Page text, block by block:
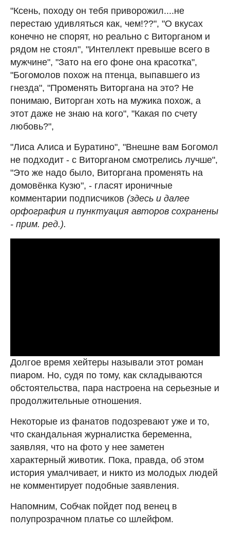
"Ксень, походу он тебя приворожил....не
перестаю удивляться как, чем!??", "О вкусах
конечно не спорят, но реально с Виторганом и
рядом не стоял", "Интеллект превыше всего в
мужчине", "Зато на его фоне она красотка",
"Богомолов похож на птенца, выпавшего из
гнезда", "Променять Виторгана на это? Не
понимаю, Виторган хоть на мужика похож, а
этот даже не знаю на кого", "Какая по счету
любовь?",
"Лиса Алиса и Буратино", "Внешне вам Богомол
не подходит - с Виторганом смотрелись лучше",
"Это же надо было, Виторгана променять на
домовёнка Кузю", - гласят ироничные
комментарии подписчиков (здесь и далее
орфография и пунктуация авторов сохранены
- прим. ред.).
Долгое время хейтеры называли этот роман
пиаром. Но, судя по тому, как складываются
обстоятельства, пара настроена на серьезные и
продолжительные отношения.
Некоторые из фанатов подозревают уже и то,
что скандальная журналистка беременна,
заявляя, что на фото у нее заметен
характерный животик. Пока, правда, об этом
история умалчивает, и никто из молодых людей
не комментирует подобные заявления.
Напомним, Собчак пойдет под венец в
полупрозрачном платье со шлейфом.